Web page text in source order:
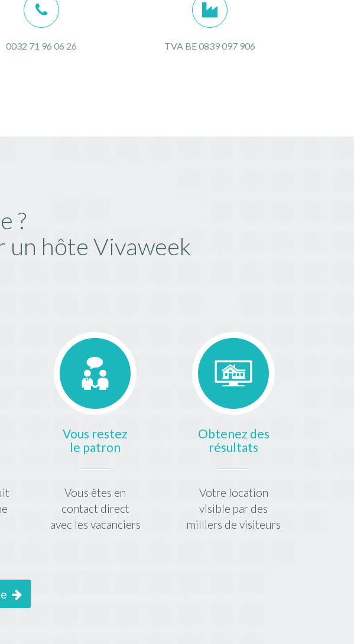
0032 71 96 06 26 TVA BE 0839 097 906
?
un hôte Vivaweek
Vous restez
le patron
Vous êtes en
contact direct
avec les vacanciers
Obtenez des
résultats
Votre location
visible par des
milliers de visiteurs